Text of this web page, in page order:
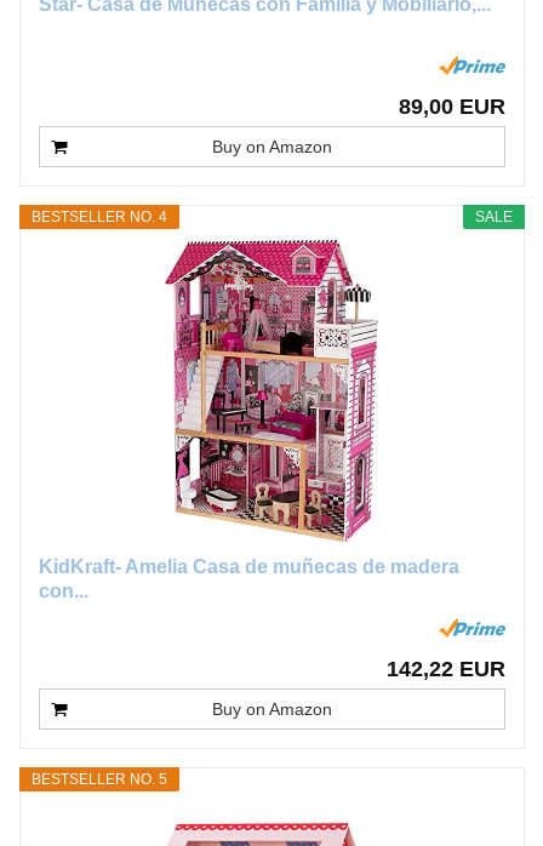
89,00 EUR
Buy on Amazon
SALE
BESTSELLER NO. 4
KidKraft- Amelia Casa de muñecas de madera
con...
142,22 EUR
Buy on Amazon
BESTSELLER NO. 5